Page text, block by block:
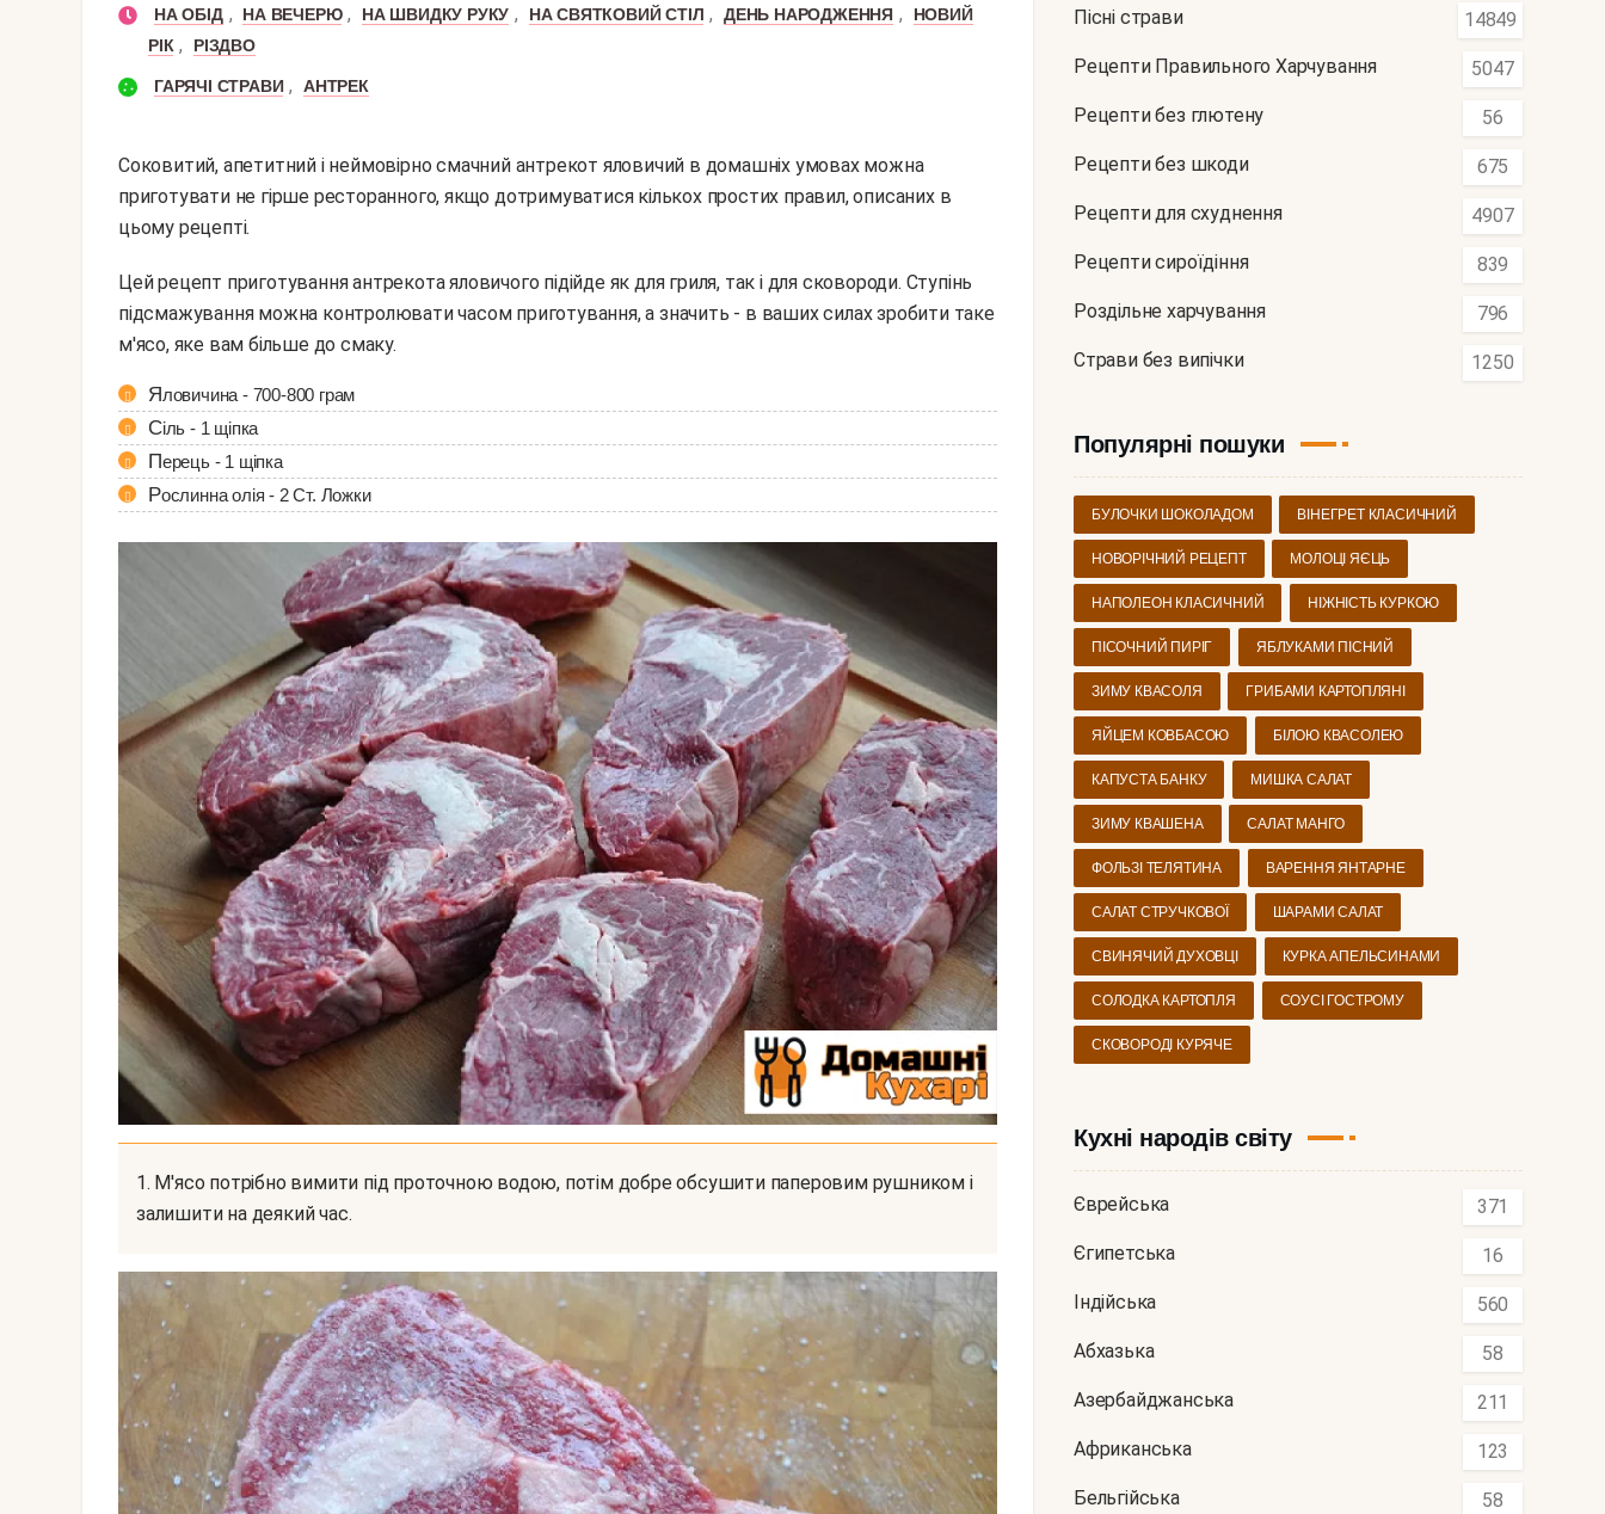
НА ОБІД , НА ВЕЧЕРЮ , НА ШВИДКУ РУКУ , НА СВЯТКОВИЙ СТІЛ , ДЕНЬ НАРОДЖЕННЯ ,
НОВИЙ
РІК , РІЗДВО
ГАРЯЧІ СТРАВИ , АНТРЕК
Соковитий, апетитний і неймовірно смачний антрекот яловичий в домашніх умовах можна
приготувати не гірше ресторанного, якщо дотримуватися кількох простих правил, описаних в
цьому рецепті.
Цей рецепт приготування антрекота яловичого підійде як для гриля, так і для сковороди. Ступінь
підсмажування можна контролювати часом приготування, а значить - в ваших силах зробити таке
м'ясо, яке вам більше до смаку.
Яловичина - 700-800 грам
Сіль - 1 щіпка
Перець - 1 щіпка
Рослинна олія - 2 Ст. Ложки
1. М'ясо потрібно вимити під проточною водою, потім добре обсушити паперовим рушником і
залишити на деякий час.
Пісні страви 14849
Рецепти Правильного Харчування 5047
Рецепти без глютену 56
Рецепти без шкоди 675
Рецепти для схуднення 4907
Рецепти сироїдіння 839
Роздільне харчування 796
Страви без випічки 1250
Популярні пошуки
БУЛОЧКИ ШОКОЛАДОМ ВІНЕГРЕТ КЛАСИЧНИЙ
НОВОРІЧНИЙ РЕЦЕПТ МОЛОЦІ ЯЄЦЬ
НАПОЛЕОН КЛАСИЧНИЙ НІЖНІСТЬ КУРКОЮ
ПІСОЧНИЙ ПИРІГ ЯБЛУКАМИ ПІСНИЙ
ЗИМУ КВАСОЛЯ ГРИБАМИ КАРТОПЛЯНІ
ЯЙЦЕМ КОВБАСОЮ БІЛОЮ КВАСОЛЕЮ
КАПУСТА БАНКУ МИШКА САЛАТ
ЗИМУ КВАШЕНА САЛАТ МАНГО
ФОЛЬЗІ ТЕЛЯТИНА ВАРЕННЯ ЯНТАРНЕ
САЛАТ СТРУЧКОВОЇ ШАРАМИ САЛАТ
СВИНЯЧИЙ ДУХОВЦІ КУРКА АПЕЛЬСИНАМИ
СОЛОДКА КАРТОПЛЯ СОУСІ ГОСТРОМУ
СКОВОРОДІ КУРЯЧЕ
Кухні народів світу
Єврейська 371
Єгипетська 16
Індійська 560
Абхазька 58
Азербайджанська 211
Африканська 123
Бельгійська 58